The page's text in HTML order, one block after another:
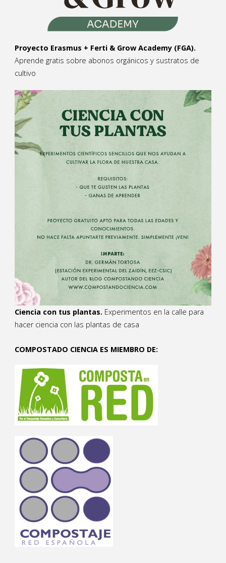
Proyecto Erasmus + Ferti & Grow Academy (FGA).
Aprende gratis sobre abonos orgánicos y sustratos de
cultivo
Ciencia con tus plantas. Experimentos en la calle para
hacer ciencia con las plantas de casa
COMPOSTADO CIENCIA ES MIEMBRO DE: